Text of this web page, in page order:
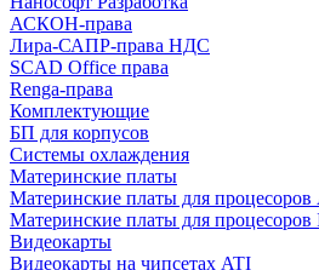
АСКОН-права
Лира-САПР-права НДС
SCAD Office права
Renga-права
Комплектующие
БП для корпусов
Системы охлаждения
Материнские платы
Материнские платы для
Материнские платы для процесоров
Видеокарты
Видеокарты на чипсетах ATI